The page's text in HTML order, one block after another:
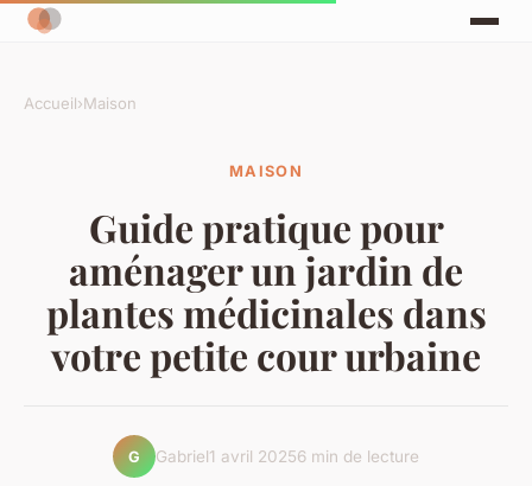
Accueil›Maison
MAISON
Guide pratique pour
aménager un jardin de
plantes médicinales dans
votre petite cour urbaine
G Gabriel1 avril 20256 min de lecture